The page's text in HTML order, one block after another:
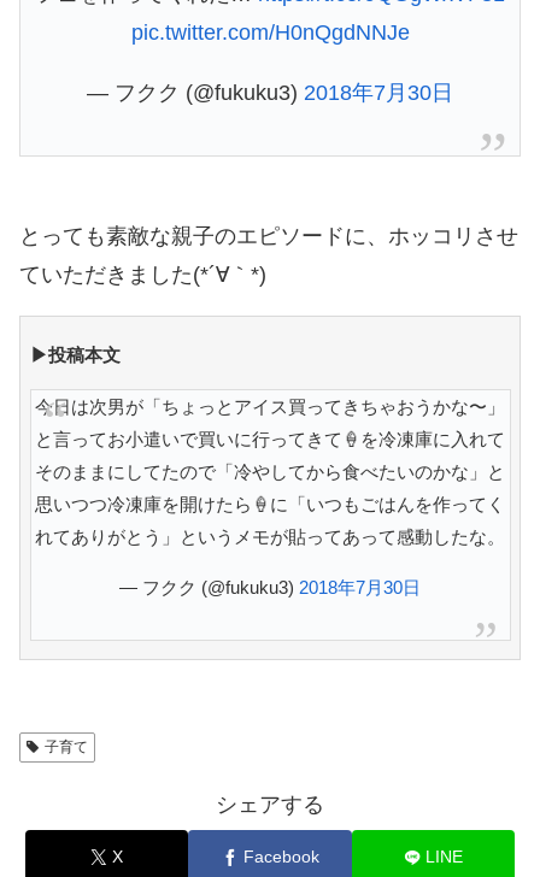
pic.twitter.com/H0nQgdNNJe
— フクク (@fukuku3) 2018年7月30日
とっても素敵な親子のエピソードに、ホッコリさせ
ていただきました(*´∀｀*)
▶投稿本文
今日は次男が「ちょっとアイス買ってきちゃおうかな〜」
と言ってお小遣いで買いに行ってきて🍦を冷凍庫に入れて
そのままにしてたので「冷やしてから食べたいのかな」と
思いつつ冷凍庫を開けたら🍦に「いつもごはんを作ってく
れてありがとう」というメモが貼ってあって感動したな。
— フクク (@fukuku3) 2018年7月30日
子育て
シェアする
X Facebook LINE